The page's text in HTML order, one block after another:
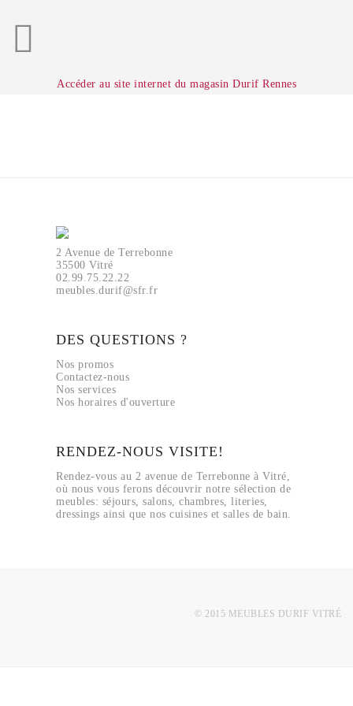
Accéder au site internet du magasin Durif Rennes
2 Avenue de Terrebonne
35500 Vitré
02.99.75.22.22
meubles.durif@sfr.fr
DES QUESTIONS ?
Nos promos
Contactez-nous
Nos services
Nos horaires d'ouverture
RENDEZ-NOUS VISITE!
Rendez-vous au 2 avenue de Terrebonne à Vitré,
où nous vous ferons découvrir notre sélection de
meubles: séjours, salons, chambres, literies,
dressings ainsi que nos cuisines et salles de bain.
© 2015 MEUBLES DURIF VITRÉ